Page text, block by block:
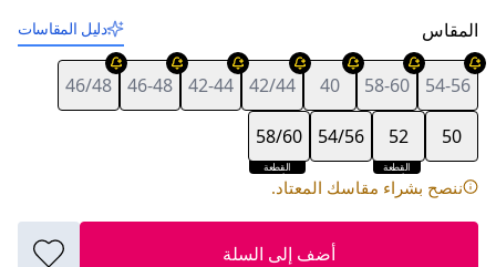
المقاس دليل المقاسات
54-56
58-60
40
42/44
42-44
46-48
46/48
50
القطعة
الأخيرة
52
54/56
القطعة
الأخيرة
58/60
ننصح بشراء مقاسك المعتاد.
أضف إلى السلة